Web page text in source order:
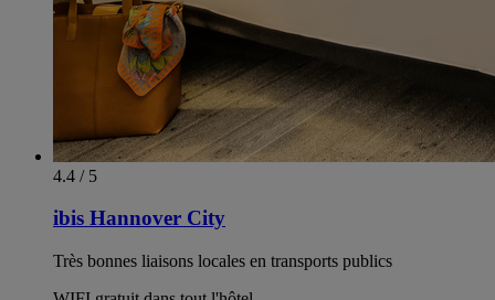
4.4 / 5
ibis Hannover City
Très bonnes liaisons locales en transports publics